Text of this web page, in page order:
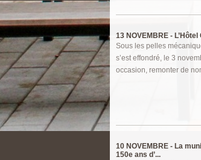
13 NOVEMBRE -
Sous les pelles
s’est effondré, le 3
occasion, remonter de
10 NOVEMBRE - La
150e ans d’...